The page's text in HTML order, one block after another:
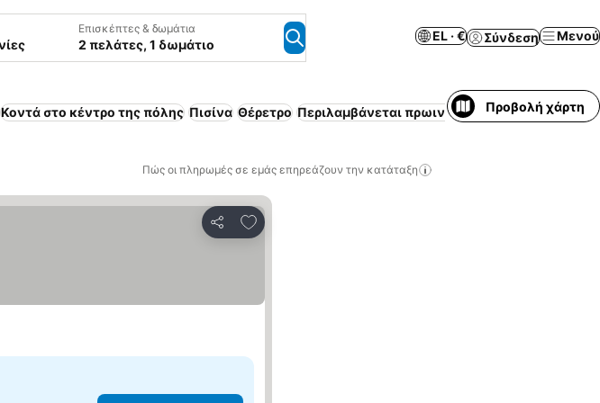
Επισκέπτες & δωμάτια
2 πελάτες, 1 δωμάτιο
EL · € Σύνδεση Μενού
Κοντά στο κέντρο της πόλης Πισίνα Θέρετρο Περιλαμβάνεται πρωινό Ημιδιατροφή
Προβολή χάρτη
Πώς οι πληρωμές σε εμάς επηρεάζουν την κατάταξη
Κοινοποίηση
Προσθήκη στα αγαπημένα